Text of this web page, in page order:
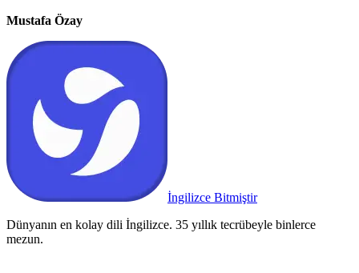
Mustafa Özay
İngilizce Bitmiştir
Dünyanın en kolay dili İngilizce. 35 yıllık tecrübeyle binlerce
mezun.